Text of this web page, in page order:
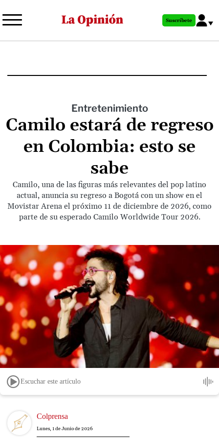
al
principal
Suscríbete
Entretenimiento
Camilo estará de regreso
en Colombia: esto se
sabe
Camilo, una de las figuras más relevantes del pop latino
actual, anuncia su regreso a Bogotá con un show en el
Movistar Arena el próximo 11 de diciembre de 2026, como
parte de su esperado Camilo Worldwide Tour 2026.
Escuchar este artículo
Image Colprensa
Lunes, 1 de Junio de 2026